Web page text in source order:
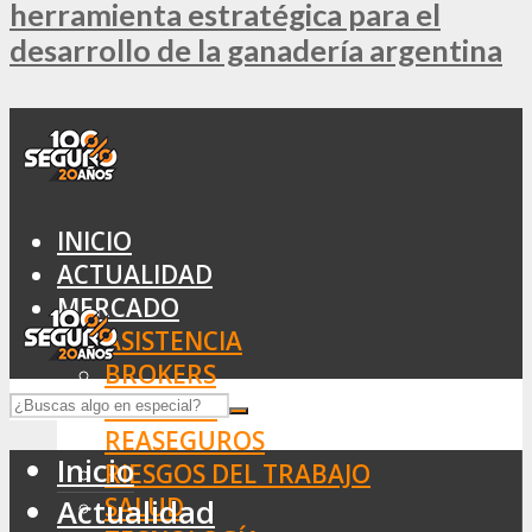
herramienta estratégica para el
desarrollo de la ganadería argentina
INICIO
ACTUALIDAD
MERCADO
ASISTENCIA
BROKERS
SEGUROS
REASEGUROS
RIESGOS DEL TRABAJO
SALUD
Inicio
Actualidad